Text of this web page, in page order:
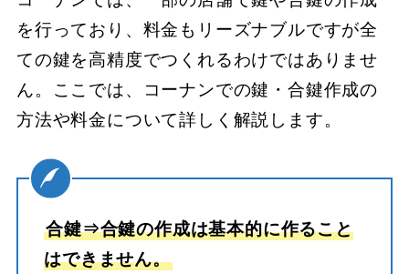
を行っており、料金もリーズナブルですが全
ての鍵を高精度でつくれるわけではありませ
ん。ここでは、コーナンでの鍵・合鍵作成の
方法や料金について詳しく解説します。
合鍵⇒合鍵の作成は基本的に作ること
はできません。